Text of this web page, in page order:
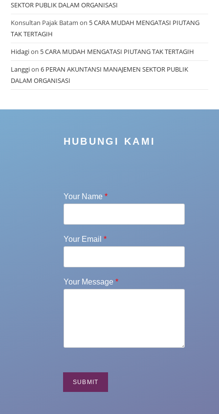
SEKTOR PUBLIK DALAM ORGANISASI
Konsultan Pajak Batam on 5 CARA MUDAH MENGATASI PIUTANG
TAK TERTAGIH
Hidagion 5 CARA MUDAH MENGATASI PIUTANG TAK TERTAGIH
Langgion6 PERAN AKUNTANSI MANAJEMEN SEKTOR PUBLIK
DALAM ORGANISASI
HUBUNGI KAMI
Your Name *
Your Email *
Your Message *
SUBMIT